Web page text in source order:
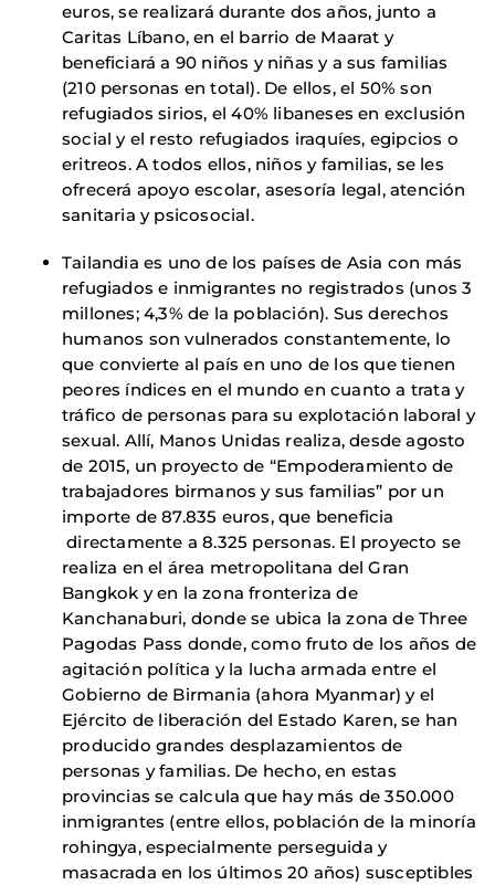
euros, se realizará durante dos años, junto a
Caritas Líbano, en el barrio de Maarat y
beneficiará a 90 niños y niñas y a sus familias
(210 personas en total). De ellos, el 50% son
refugiados sirios, el 40% libaneses en exclusión
social y el resto refugiados iraquíes, egipcios o
eritreos. A todos ellos, niños y familias, se les
ofrecerá apoyo escolar, asesoría legal, atención
sanitaria y psicosocial.
Tailandia es uno de los países de Asia con más
refugiados e inmigrantes no registrados (unos 3
millones; 4,3% de la población). Sus derechos
humanos son vulnerados constantemente, lo
que convierte al país en uno de los que tienen
peores índices en el mundo en cuanto a trata y
tráfico de personas para su explotación laboral y
sexual. Allí, Manos Unidas realiza, desde agosto
de 2015, un proyecto de “Empoderamiento de
trabajadores birmanos y sus familias” por un
importe de 87.835 euros, que beneficia
directamente a 8.325 personas. El proyecto se
realiza en el área metropolitana del Gran
Bangkok y en la zona fronteriza de
Kanchanaburi, donde se ubica la zona de Three
Pagodas Pass donde, como fruto de los años de
agitación política y la lucha armada entre el
Gobierno de Birmania (ahora Myanmar) y el
Ejército de liberación del Estado Karen, se han
producido grandes desplazamientos de
personas y familias. De hecho, en estas
provincias se calcula que hay más de 350.000
inmigrantes (entre ellos, población de la minoría
rohingya, especialmente perseguida y
masacrada en los últimos 20 años) susceptibles